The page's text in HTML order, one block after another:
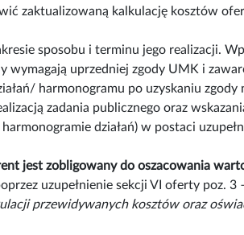
zaktualizowaną kalkulację kosztów
sposobu i terminu jego realizacji.
wymagają uprzedniej zgody UMK i
harmonogramu po uzyskaniu zgody
zadania publicznego oraz
działań) w postaci
jest zobligowany do oszacowania
uzupełnienie sekcji VI oferty poz. 3
przewidywanych kosztów oraz